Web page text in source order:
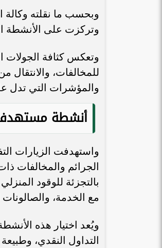
وبحسب ما نقلته
وتركزت على الأنشطة
وتعكس كثافة الجولات
للمخالفات، والانتقال
والمؤشرات التي تدل
أنشطة
واستهدفت الزيارات
الجرائم والمخالفات
بالتجزئة للوقود
مع الخدمة، والصالونات
ويُعد اختيار هذه
التداول النقدي،
المهندسة بيان حلوم لـ«طموح»: تأهيل
المرأة وتعزيز مبادئها ورفع استحقاقها
هي الخطوة...